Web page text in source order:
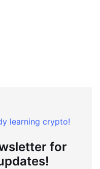
learning crypto!
for